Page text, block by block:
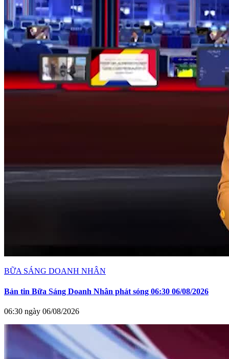
BỮA SÁNG DOANH NHÂN
Bản tin Bữa Sáng Doanh Nhân phát sóng 06:30 06/08/2026
06:30 ngày 06/08/2026